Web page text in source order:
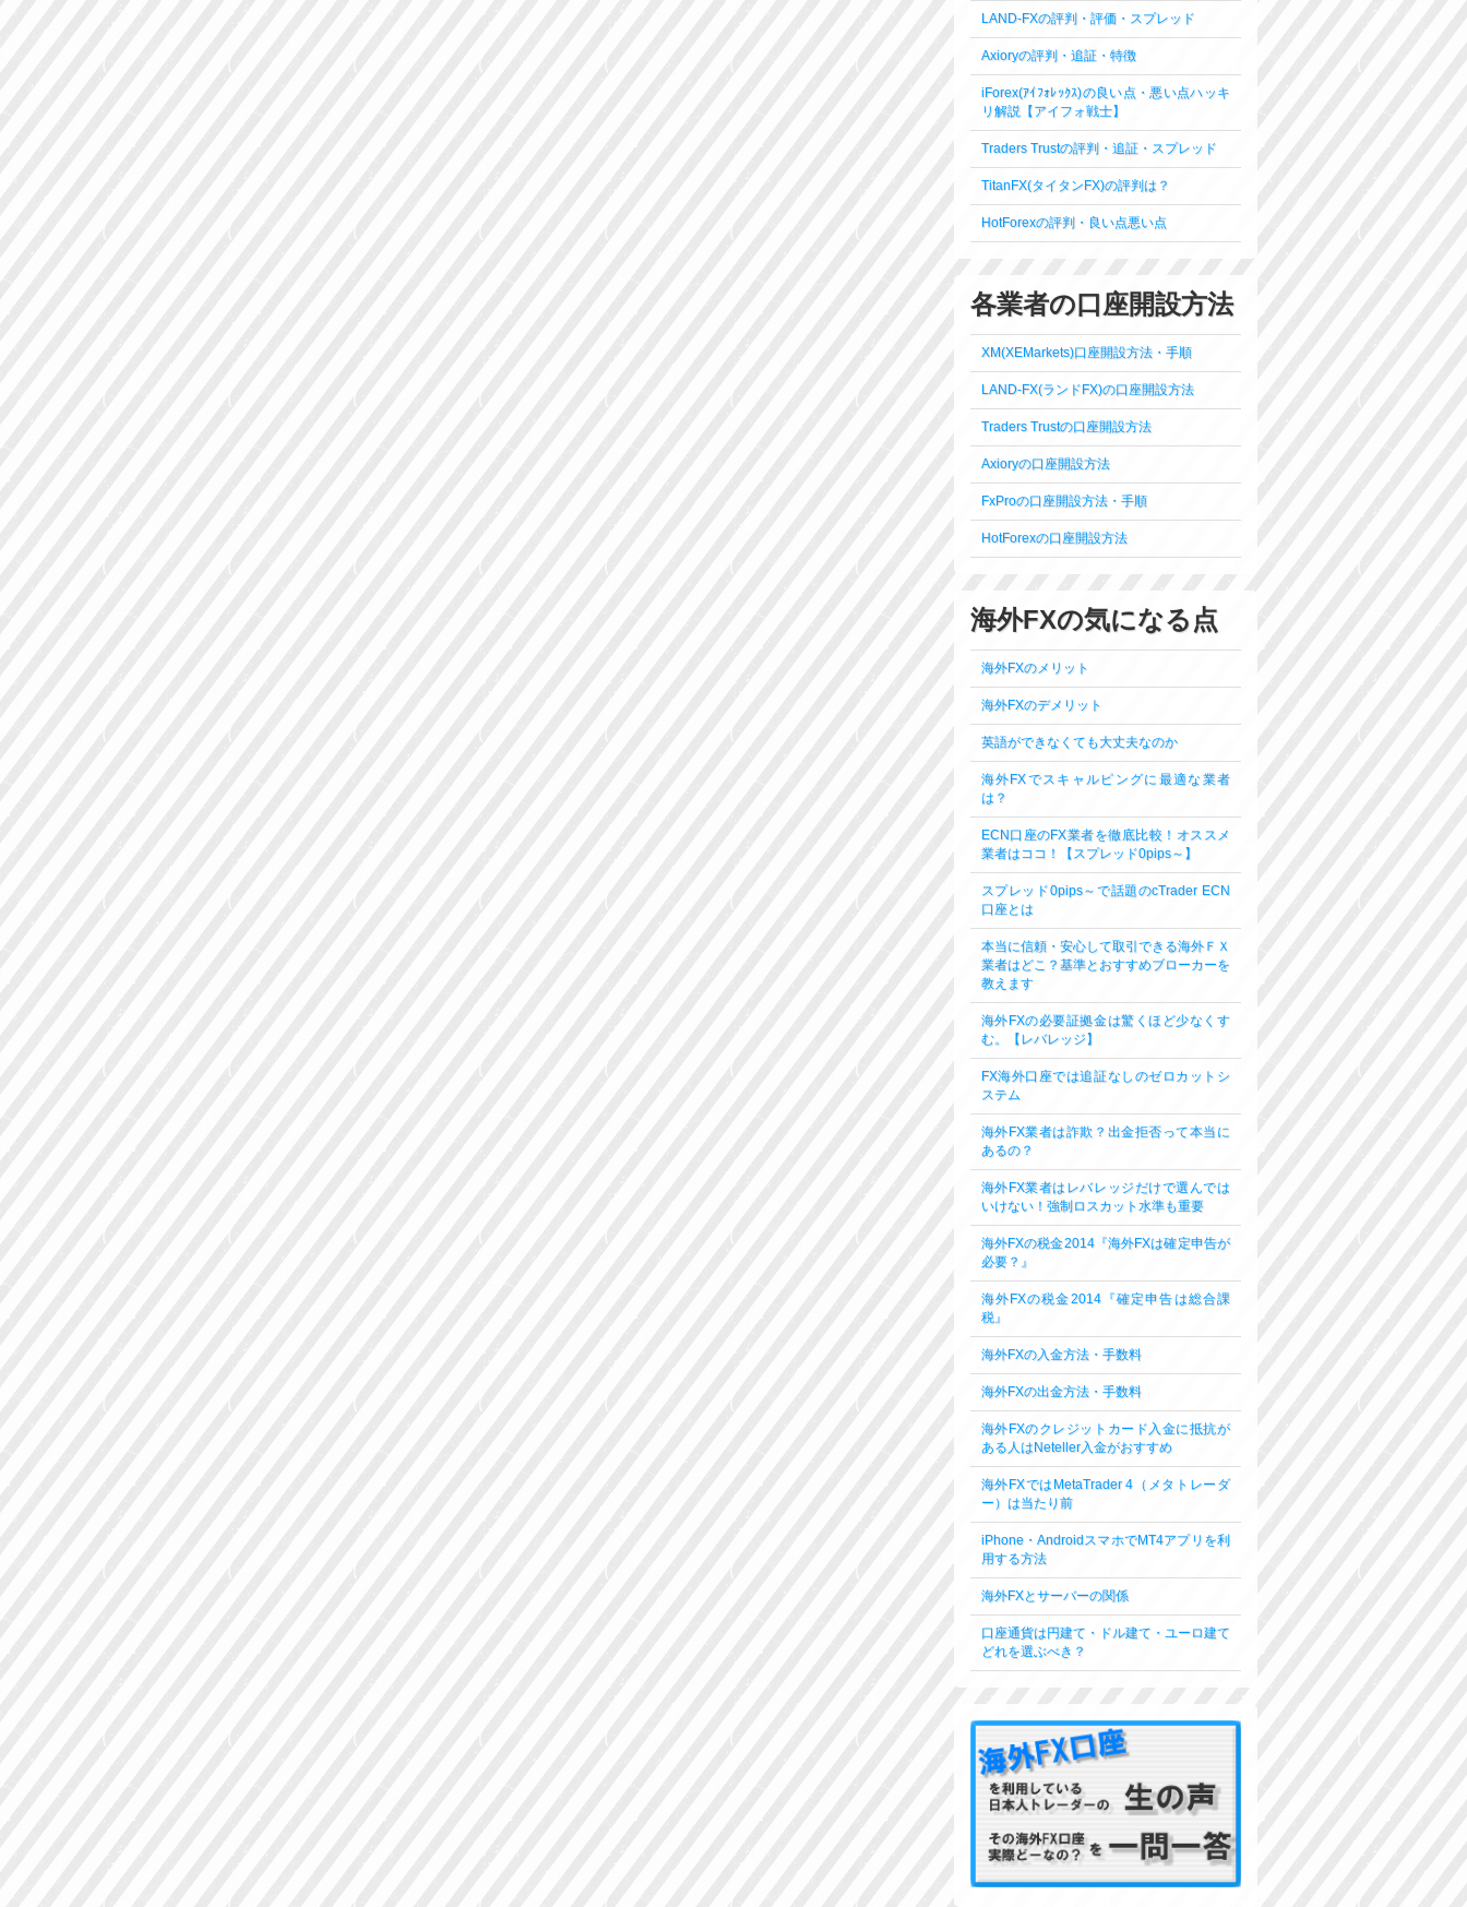
LAND-FXの評判・評価・スプレッド
Axioryの評判・追証・特徴
iForex(ｱｲﾌｫﾚｯｸｽ)の良い点・悪い点ハッキ
リ解説【アイフォ戦士】
Traders Trustの評判・追証・スプレッド
TitanFX(タイタンFX)の評判は？
HotForexの評判・良い点悪い点
各業者の口座開設方法
XM(XEMarkets)口座開設方法・手順
LAND-FX(ランドFX)の口座開設方法
Traders Trustの口座開設方法
Axioryの口座開設方法
FxProの口座開設方法・手順
HotForexの口座開設方法
海外FXの気になる点
海外FXのメリット
海外FXのデメリット
英語ができなくても大丈夫なのか
海外FXでスキャルピングに最適な業者
は？
ECN口座のFX業者を徹底比較！オススメ
業者はココ！【スプレッド0pips～】
スプレッド0pips～で話題のcTrader ECN
口座とは
本当に信頼・安心して取引できる海外ＦＸ
業者はどこ？基準とおすすめブローカーを
教えます
海外FXの必要証拠金は驚くほど少なくす
む。【レバレッジ】
FX海外口座では追証なしのゼロカットシ
ステム
海外FX業者は詐欺？出金拒否って本当に
あるの？
海外FX業者はレバレッジだけで選んでは
いけない！強制ロスカット水準も重要
海外FXの税金2014『海外FXは確定申告が
必要？』
海外FXの税金2014『確定申告は総合課
税』
海外FXの入金方法・手数料
海外FXの出金方法・手数料
海外FXのクレジットカード入金に抵抗が
ある人はNeteller入金がおすすめ
海外FXではMetaTrader 4（メタトレーダ
ー）は当たり前
iPhone・AndroidスマホでMT4アプリを利
用する方法
海外FXとサーバーの関係
口座通貨は円建て・ドル建て・ユーロ建て
どれを選ぶべき？